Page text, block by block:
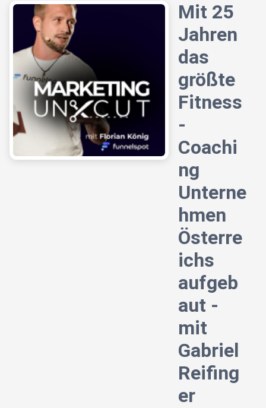
Mit 25
Jahren
das
größte
Fitness
-
Coachi
ng
Unterne
hmen
Österre
ichs
aufgeb
aut -
mit
Gabriel
Reifing
er